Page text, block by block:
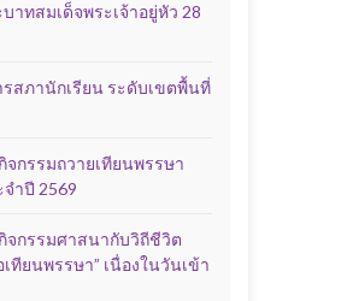
าทสมเด็จพระเจ้าอยู่หัว 28
สภานักเรียน ระดับเขตพื้นที่
กรรมถวายเทียนพรรษา
ำปี 2569
จกรรมศาสนากับวิถีชีวิต
ยนพรรษา” เนื่องในวันเข้า